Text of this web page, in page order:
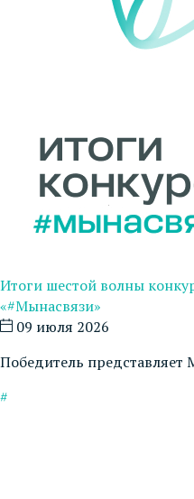
Итоги шестой волны
«#Мынасвязи»
09 июля 2026
Победитель представляет
#